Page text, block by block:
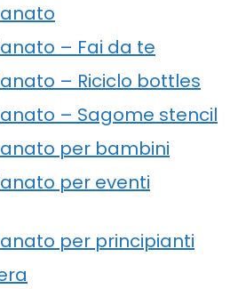
– Fai da te
– Riciclo bottles
– Sagome stencil
per bambini
per eventi
per principianti